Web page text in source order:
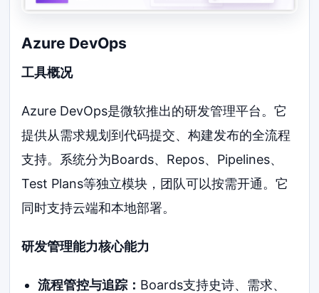
Azure DevOps
工具概况
Azure DevOps是微软推出的研发管理平台。它
提供从需求规划到代码提交、构建发布的全流程
支持。系统分为Boards、Repos、Pipelines、
Test Plans等独立模块，团队可以按需开通。它
同时支持云端和本地部署。
研发管理能力核心能力
流程管控与追踪： Boards支持史诗、需求、